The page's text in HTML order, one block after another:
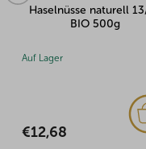
Haselnüsse naturell 13/15
BIO 500g
Lager